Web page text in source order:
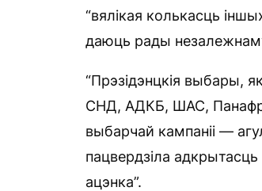
“вялікая колькасць
даюць рады
“Прэзідэнцкія выбары,
СНД, АДКБ, ШАС,
выбарчай кампаніі —
пацвердзіла
ацэнка”.